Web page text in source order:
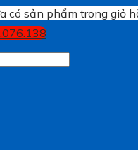
có sản phẩm trong giỏ